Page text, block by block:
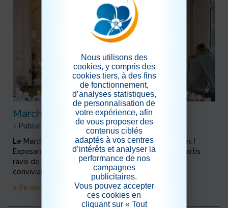
Marché de Noël
> Publié le 11/12/2025
Le Marché de Noël a rencontré un très beau succès !
Exposants, visiteurs, familles et résidents sont repartis
ravis de cette journée placée sous le signe de la
convivialité et de la magie d...
> En savoir plus
Nous utilisons des
cookies, y compris des
cookies tiers, à des fins
de fonctionnement,
d’analyses statistiques,
de personnalisation de
votre expérience, afin
de vous proposer des
contenus ciblés
adaptés à vos centres
d’intérêts et analyser la
performance de nos
campagnes
publicitaires.
Vous pouvez accepter
ces cookies en
cliquant sur « Tout